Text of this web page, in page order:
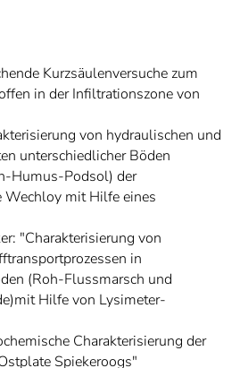
Kurzsäulenversuche zum
in der Infiltrationszone von
von hydraulischen und
unterschiedlicher Böden
Humus-Podsol) der
Wechloy mit Hilfe eines
"Charakterisierung von
in
(Roh-Flussmarsch und
Hilfe von Lysimeter-
Charakterisierung der
Spiekeroogs"